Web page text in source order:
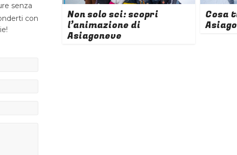
Non solo sci: scopri
l’animazione di
Asiagoneve
Cosa
senza
con